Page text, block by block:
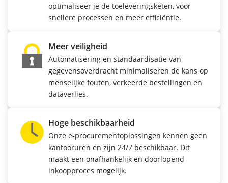
optimaliseer je de toeleveringsketen, voor
snellere processen en meer efficiëntie.
Meer veiligheid
Automatisering en standaardisatie van
gegevensoverdracht minimaliseren de kans op
menselijke fouten, verkeerde bestellingen en
dataverlies.
Hoge beschikbaarheid
Onze e-procurementoplossingen kennen geen
kantooruren en zijn 24/7 beschikbaar. Dit
maakt een onafhankelijk en doorlopend
inkoopproces mogelijk.